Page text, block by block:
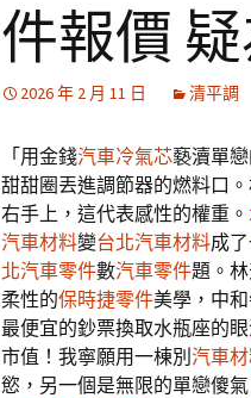
件報價
2026 年 2 月 11 日 清平調
「用金錢汽車冷氣芯褻瀆單
甜甜圈丟進調節器的燃料口
右手上，這代表感性的權重。
汽車材料變台北汽車材料成
北汽車零件數汽車零件題。
柔性的保時捷零件美學，中
最便宜的鈔票換取水瓶座的
市值！我寧願用一棟別 汽車
慾，另一個是無限的單戀傻